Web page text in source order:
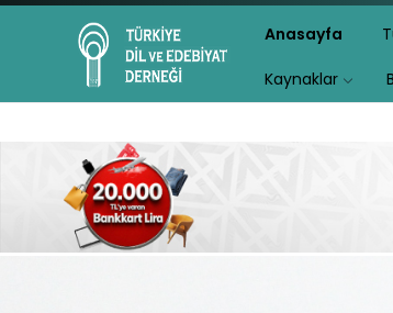
Anasayfa
Kaynaklar